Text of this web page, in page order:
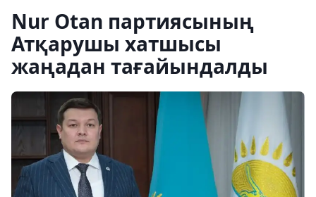
Nur Otan партиясының
Атқарушы хатшысы
жаңадан тағайындалды